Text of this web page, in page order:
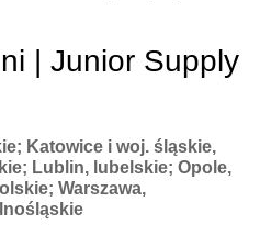
| Junior Supply
Katowice i woj. śląskie,
Lublin, lubelskie; Opole,
Warszawa,